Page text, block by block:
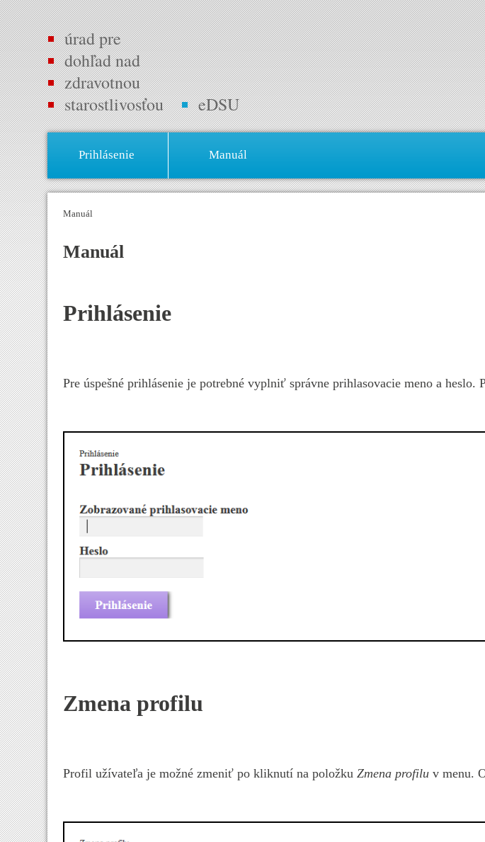
úrad pre
dohľad nad
zdravotnou
starostlivosťou
eDSU
Prihlásenie Manuál
Manuál
Manuál
Prihlásenie
Pre úspešné prihlásenie je potrebné vyplniť správne prihlasovacie meno a
Zmena profilu
Profil užívateľa je možné zmeniť po kliknutí na položkuZmena profilu v menu.